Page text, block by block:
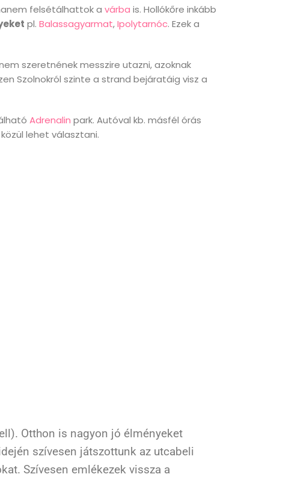
felsétálhattok a várba is. Hollókőre inkább
pl. Balassagyarmat,Ipolytarnóc. Ezek a
szeretnének messzire utazni, azoknak
Szolnokról szinte a strand bejáratáig visz a
Adrenalin park. Autóval kb. másfél órás
lehet választani.
Otthon is nagyon jó élményeket
szívesen játszottunk az utcabeli
Szívesen emlékezek vissza a